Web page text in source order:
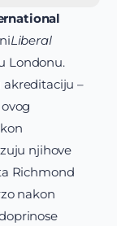
Liberal
Londonu.
–
njihove
Richmond
nakon